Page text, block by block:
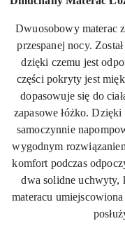
Dwuosobowy materac
przespanej nocy.
dzięki czemu jest
części pokryty jest
dopasowuje się do
zapasowe łóżko.
samoczynnie
wygodnym
komfort podczas
dwa solidne uchwyty,
materacu